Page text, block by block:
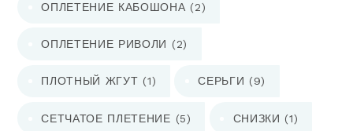
ОПЛЕТЕНИЕ КАБОШОНА (2)
ОПЛЕТЕНИЕ РИВОЛИ (2)
ПЛОТНЫЙ ЖГУТ (1) СЕРЬГИ (9)
СЕТЧАТОЕ ПЛЕТЕНИЕ (5) СНИЗКИ (1)